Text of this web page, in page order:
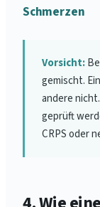
Schmerzen
Vorsicht:
gemischt.
andere
geprüft
CRPS oder